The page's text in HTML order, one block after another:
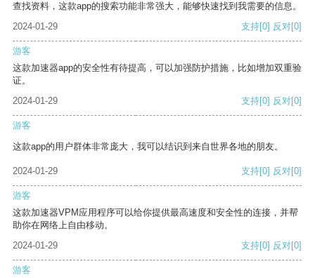
查找资料，这款app的搜索功能非常强大，能够快速找到我需要的信息。
2024-01-29
支持[0] 反对[0]
游客
这款加速器app的安全性有待提高，可以加强防护措施，比如增加双重验
证。
2024-01-29
支持[0] 反对[0]
游客
这款app的用户群体非常庞大，我可以结识到来自世界各地的朋友。
2024-01-29 支持[0] 反对[0]
游客
这款加速器VPM应用程序可以给你提供最高速度和安全性的连接，并帮
助你在网络上自由移动。
2024-01-29
支持[0] 反对[0]
游客